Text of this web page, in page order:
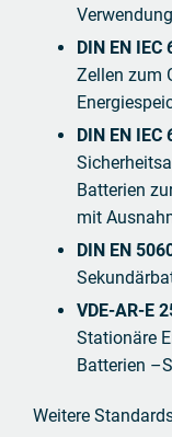
DIN EN IEC
Zellen zum
DIN EN IEC
Batterien
mit
DIN EN
VDE-AR-E
Stationäre
Batterien
Weitere